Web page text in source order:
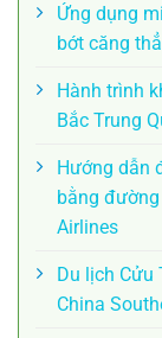
Ứng dụng
bớt căng
Hành trình
Bắc Trung
Hướng dẫn
bằng
Airlines
Du lịch Cửu
China